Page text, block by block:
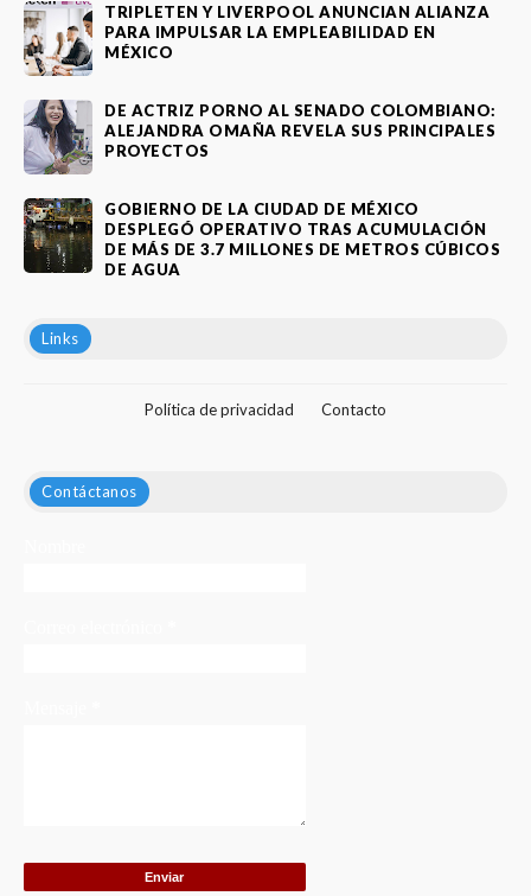
TRIPLETEN Y LIVERPOOL ANUNCIAN ALIANZA
PARA IMPULSAR LA EMPLEABILIDAD EN
MÉXICO
DE ACTRIZ PORNO AL SENADO COLOMBIANO:
ALEJANDRA OMAÑA REVELA SUS PRINCIPALES
PROYECTOS
GOBIERNO DE LA CIUDAD DE MÉXICO
DESPLEGÓ OPERATIVO TRAS ACUMULACIÓN
DE MÁS DE 3.7 MILLONES DE METROS CÚBICOS
DE AGUA
Links
Política de privacidad Contacto
Contáctanos